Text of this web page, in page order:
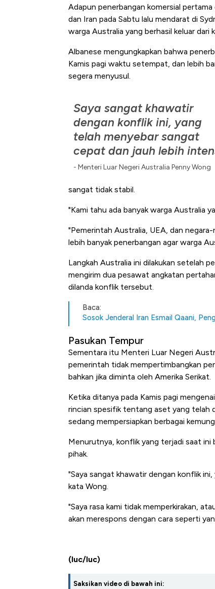
Adapun penerbangan komersial
dan Iran pada Sabtu lalu mendarat di
warga Australia yang berhasil keluar dari
Albanese mengungkapkan bahwa
Kamis pagi waktu setempat, dan lebih
segera menyusul.
Saya sangat khawatir
dengan konflik ini, yang
telah menyebar sangat
cepat dan jauh lebih
Menteri Luar Negeri Australia Penny Wong
sangat tidak stabil.
"Kami tahu ada banyak warga Australia
"Pemerintah Australia, UEA, dan
lebih banyak penerbangan agar warga
Langkah Australia ini dilakukan setelah
mengirim dua pesawat angkatan
dilanda konflik tersebut.
Baca:
Sosok Jenderal Iran Esmail Qaani,
Pasukan Tempur
Sementara itu Menteri Luar Negeri
pemerintah tidak mempertimbangkan
bahkan jika diminta oleh Amerika Serikat.
Ketika ditanya pada Kamis pagi
rincian spesifik tentang aset yang telah
sedang mempersiapkan berbagai
Menurutnya, konflik yang terjadi saat ini
pihak.
"Saya sangat khawatir dengan konflik
kata Wong.
"Saya rasa kami tidak memperkirakan,
akan merespons dengan cara seperti
(luc/luc)
Saksikan video di bawah ini:
Kongo Tutup Keran
Tembaga Terbang ke